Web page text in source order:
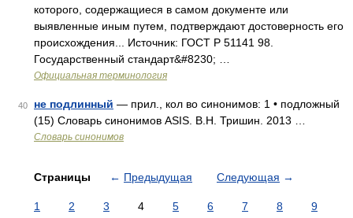
которого, содержащиеся в самом документе или
выявленные иным путем, подтверждают достоверность его
происхождения... Источник: ГОСТ Р 51141 98.
Государственный стандарт&#8230; …
Официальная терминология
40 не подлинный — прил., кол во синонимов: 1 • подложный
(15) Словарь синонимов ASIS. В.Н. Тришин. 2013 …
Словарь синонимов
Страницы ← Предыдущая Следующая →
1 2 3 4 5 6 7 8
9